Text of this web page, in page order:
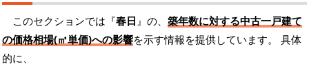
このセクションでは『春日 』の、 築年数に対する中古一戸建て
の価格相場(㎡単価)への影響を示す情報を提供しています。 具体
的に、